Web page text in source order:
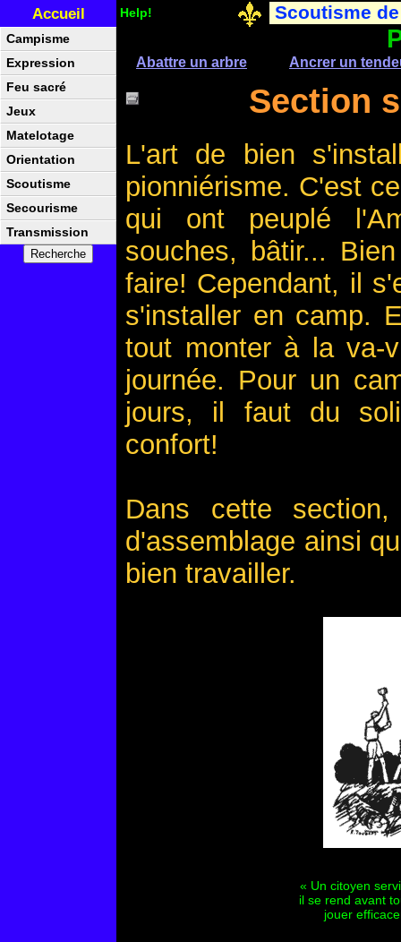
Accueil Help! Scoutisme
Abattre un arbre Ancrer un
Section
L'art de bien
pionniérisme. C'est
qui ont peuplé
souches, bâtir...
faire! Cependant, il
s'installer en camp.
tout monter à la va-
journée. Pour un
jours, il faut du
confort!
Dans cette
d'assemblage ainsi
bien travailler.
« Un citoyen
il se rend avant
jouer
Campisme
Expression
Feu sacré
Jeux
Matelotage
Orientation
Scoutisme
Secourisme
Transmission